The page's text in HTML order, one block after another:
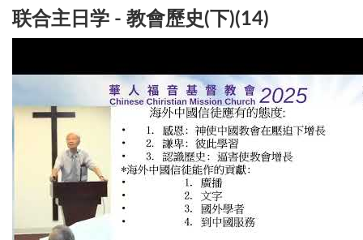
联合主日学 - 教會歷史(下)(14)